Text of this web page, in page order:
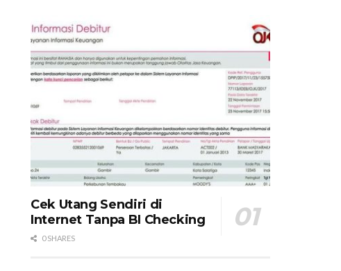
Cek Utang Sendiri di
Internet Tanpa BI Checking
0 SHARES